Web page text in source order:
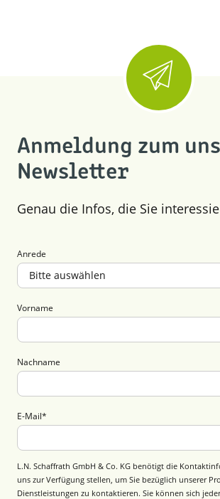
Anmeldung zum
Newsletter
Genau die Infos, die Sie
Anrede
Vorname
Nachname
E-Mail*
L.N. Schaffrath GmbH & Co. KG benötigt die
uns zur Verfügung stellen, um Sie bezüglich unserer
Dienstleistungen zu kontaktieren. Sie können sich